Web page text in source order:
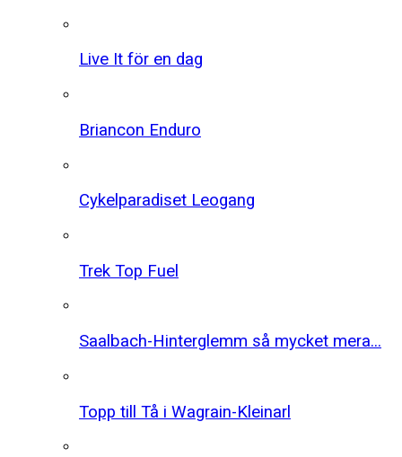
Live It för en dag
Briancon Enduro
Cykelparadiset Leogang
Trek Top Fuel
Saalbach-Hinterglemm så mycket mera...
Topp till Tå i Wagrain-Kleinarl